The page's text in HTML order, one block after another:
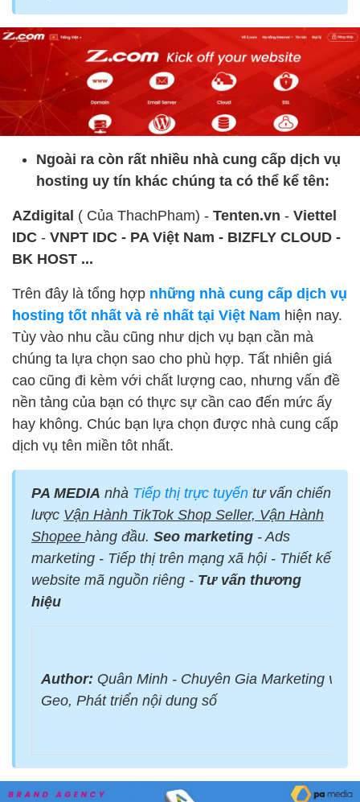
Ngoài ra còn rất nhiều nhà cung cấp dịch vụ
hosting uy tín khác chúng ta có thể kể tên:
AZdigital ( Của ThachPham) - Tenten.vn - Viettel
IDC - VNPT IDC - PA Việt Nam - BIZFLY CLOUD -
BK HOST ...
Trên đây là tổng hợp những nhà cung cấp dịch vụ
hosting tốt nhất và rẻ nhất tại Việt Nam hiện nay.
Tùy vào nhu cầu cũng như dịch vụ bạn cần mà
chúng ta lựa chọn sao cho phù hợp. Tất nhiên giá
cao cũng đi kèm với chất lượng cao, nhưng vấn đề
nền tảng của bạn có thực sự cần cao đến mức ấy
hay không. Chúc bạn lựa chọn được nhà cung cấp
dịch vụ tên miền tôt nhất.
PA MEDIA nhà Tiếp thị trực tuyến tư vấn chiến
lược Vận Hành TikTok Shop Seller, Vận Hành
Shopee hàng đầu. Seo marketing - Ads
marketing - Tiếp thị trên mạng xã hội - Thiết kế
website mã nguồn riêng - Tư vấn thương
hiệu
Author: Quân Minh - Chuyên Gia Marketing với
Geo, Phát triển nội dung số